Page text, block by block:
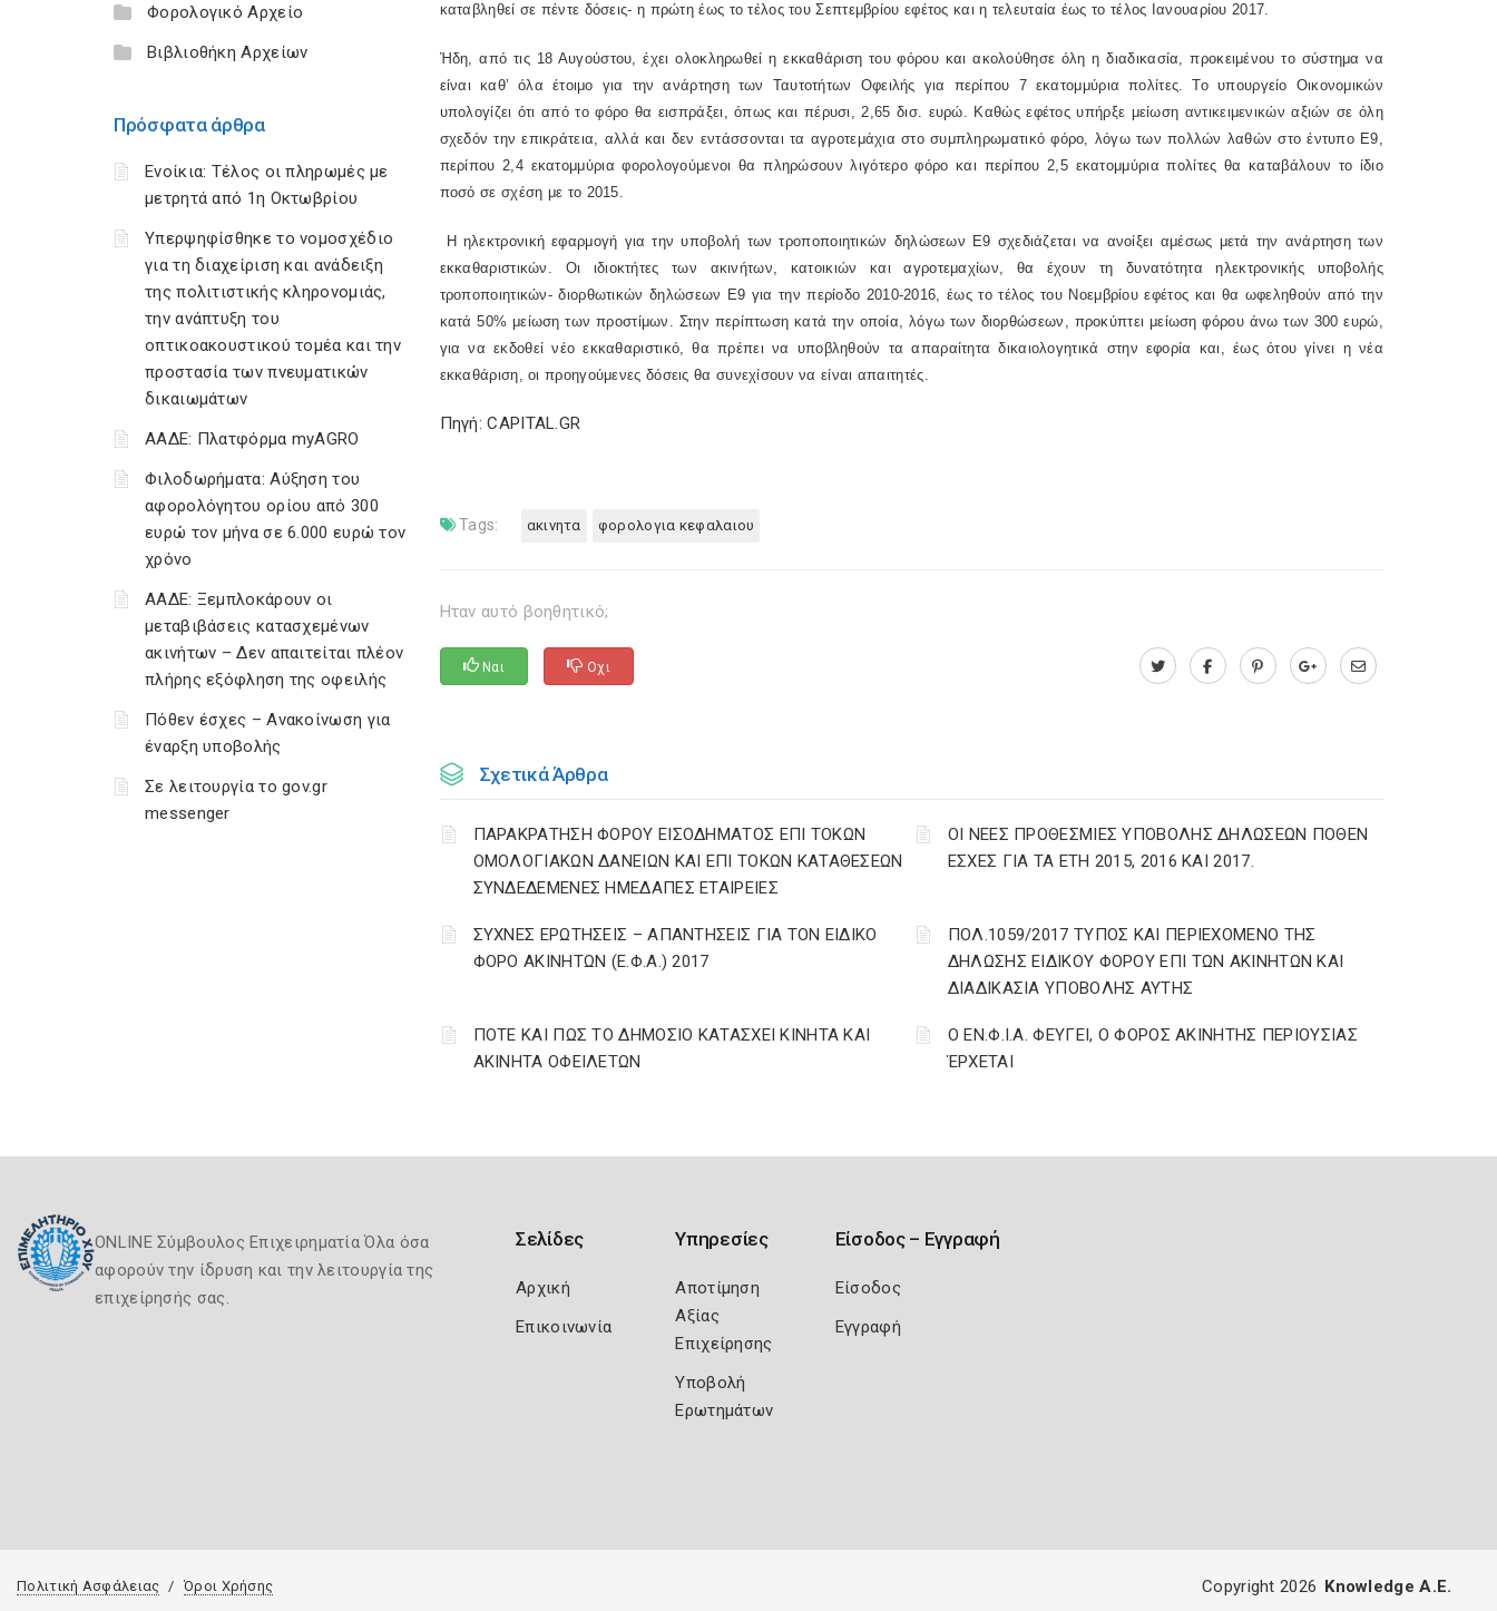
Φορολογικό Αρχείο
Βιβλιοθήκη Αρχείων
Πρόσφατα άρθρα
Ενοίκια: Τέλος οι πληρωμές με
μετρητά από 1η Οκτωβρίου
Υπερψηφίσθηκε το νομοσχέδιο
για τη διαχείριση και ανάδειξη
της πολιτιστικής κληρονομιάς,
την ανάπτυξη του
οπτικοακουστικού τομέα και την
προστασία των πνευματικών
δικαιωμάτων
ΑΑΔΕ: Πλατφόρμα myAGRO
Φιλοδωρήματα: Αύξηση του
αφορολόγητου ορίου από 300
ευρώ τον μήνα σε 6.000 ευρώ τον
χρόνο
ΑΑΔΕ: Ξεμπλοκάρουν οι
μεταβιβάσεις κατασχεμένων
ακινήτων – Δεν απαιτείται πλέον
πλήρης εξόφληση της οφειλής
Πόθεν έσχες – Ανακοίνωση για
έναρξη υποβολής
Σε λειτουργία το gov.gr
messenger
καταβληθεί σε πέντε δόσεις- η πρώτη έως το τέλος του Σεπτεμβρίου εφέτος και η τελευταία έως το τέλος Ιανουαρίου 2017.
Ήδη, από τις 18 Αυγούστου, έχει ολοκληρωθεί η εκκαθάριση του φόρου και ακολούθησε όλη η διαδικασία, προκειμένου το σύστημα να
είναι καθ’ όλα έτοιμο για την ανάρτηση των Ταυτοτήτων Οφειλής για περίπου 7 εκατομμύρια πολίτες. Το υπουργείο Οικονομικών
υπολογίζει ότι από το φόρο θα εισπράξει, όπως και πέρυσι, 2,65 δισ. ευρώ. Καθώς εφέτος υπήρξε μείωση αντικειμενικών αξιών σε όλη
σχεδόν την επικράτεια, αλλά και δεν εντάσσονται τα αγροτεμάχια στο συμπληρωματικό φόρο, λόγω των πολλών λαθών στο έντυπο Ε9,
περίπου 2,4 εκατομμύρια φορολογούμενοι θα πληρώσουν λιγότερο φόρο και περίπου 2,5 εκατομμύρια πολίτες θα καταβάλουν το ίδιο
ποσό σε σχέση με το 2015.
Η ηλεκτρονική εφαρμογή για την υποβολή των τροποποιητικών δηλώσεων Ε9 σχεδιάζεται να ανοίξει αμέσως μετά την ανάρτηση των
εκκαθαριστικών. Οι ιδιοκτήτες των ακινήτων, κατοικιών και αγροτεμαχίων, θα έχουν τη δυνατότητα ηλεκτρονικής υποβολής
τροποποιητικών- διορθωτικών δηλώσεων Ε9 για την περίοδο 2010-2016, έως το τέλος του Νοεμβρίου εφέτος και θα ωφεληθούν από την
κατά 50% μείωση των προστίμων. Στην περίπτωση κατά την οποία, λόγω των διορθώσεων, προκύπτει μείωση φόρου άνω των 300 ευρώ,
για να εκδοθεί νέο εκκαθαριστικό, θα πρέπει να υποβληθούν τα απαραίτητα δικαιολογητικά στην εφορία και, έως ότου γίνει η νέα
εκκαθάριση, οι προηγούμενες δόσεις θα συνεχίσουν να είναι απαιτητές.
Πηγή: CAPITAL.GR
Tags: ακινητα φορολογια κεφαλαιου
Ηταν αυτό βοηθητικό;
Ναι Οχι
Σχετικά Άρθρα
ΠΑΡΑΚΡΑΤΗΣΗ ΦΟΡΟΥ ΕΙΣΟΔΗΜΑΤΟΣ ΕΠΙ ΤΟΚΩΝ
ΟΜΟΛΟΓΙΑΚΩΝ ΔΑΝΕΙΩΝ ΚΑΙ ΕΠΙ ΤΟΚΩΝ ΚΑΤΑΘΕΣΕΩΝ
ΣΥΝΔΕΔΕΜΕΝΕΣ ΗΜΕΔΑΠΕΣ ΕΤΑΙΡΕΙΕΣ
ΟΙ ΝΕΕΣ ΠΡΟΘΕΣΜΙΕΣ ΥΠΟΒΟΛΗΣ ΔΗΛΩΣΕΩΝ ΠΟΘΕΝ
ΕΣΧΕΣ ΓΙΑ ΤΑ ΕΤΗ 2015, 2016 ΚΑΙ 2017.
ΣΥΧΝΕΣ ΕΡΩΤΗΣΕΙΣ – ΑΠΑΝΤΗΣΕΙΣ ΓΙΑ ΤΟΝ ΕΙΔΙΚΟ
ΦΟΡΟ ΑΚΙΝΗΤΩΝ (Ε.Φ.Α.) 2017
ΠΟΛ.1059/2017 ΤΥΠΟΣ ΚΑΙ ΠΕΡΙΕΧΟΜΕΝΟ ΤΗΣ
ΔΗΛΩΣΗΣ ΕΙΔΙΚΟΥ ΦΟΡΟΥ ΕΠΙ ΤΩΝ ΑΚΙΝΗΤΩΝ ΚΑΙ
ΔΙΑΔΙΚΑΣΙΑ ΥΠΟΒΟΛΗΣ ΑΥΤΗΣ
ΠΟΤΕ ΚΑΙ ΠΩΣ ΤΟ ΔΗΜΟΣΙΟ ΚΑΤΑΣΧΕΙ ΚΙΝΗΤΑ ΚΑΙ
ΑΚΙΝΗΤΑ ΟΦΕΙΛΕΤΩΝ
Ο ΕΝ.Φ.Ι.Α. ΦΕΥΓΕΙ, Ο ΦΟΡΟΣ ΑΚΙΝΗΤΗΣ ΠΕΡΙΟΥΣΙΑΣ
ΈΡΧΕΤΑΙ
ONLINE Σύμβουλος Επιχειρηματία Όλα όσα
αφορούν την ίδρυση και την λειτουργία της
επιχείρησής σας.
Σελίδες
Αρχική
Επικοινωνία
Υπηρεσίες
Αποτίμηση
Αξίας
Επιχείρησης
Υποβολή
Ερωτημάτων
Είσοδος – Εγγραφή
Είσοδος
Εγγραφή
Πολιτική Ασφάλειας Όροι Χρήσης Copyright 2026 Knowledge A.E.